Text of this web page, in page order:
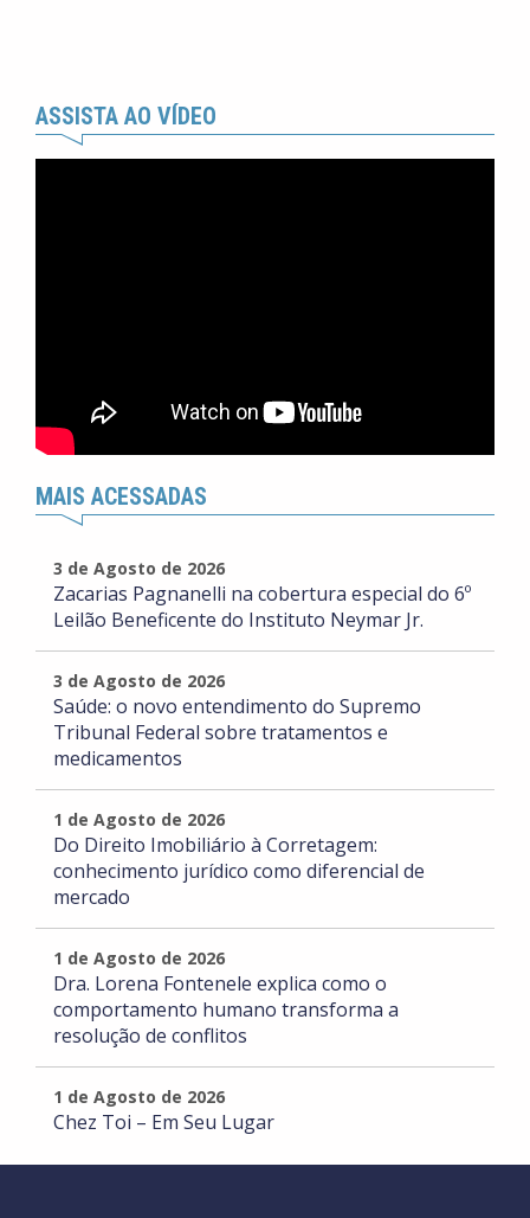
ASSISTA AO VÍDEO
MAIS ACESSADAS
3 de Agosto de 2026
Zacarias Pagnanelli na cobertura especial do 6º
Leilão Beneficente do Instituto Neymar Jr.
3 de Agosto de 2026
Saúde: o novo entendimento do Supremo
Tribunal Federal sobre tratamentos e
medicamentos
1 de Agosto de 2026
Do Direito Imobiliário à Corretagem:
conhecimento jurídico como diferencial de
mercado
1 de Agosto de 2026
Dra. Lorena Fontenele explica como o
comportamento humano transforma a
resolução de conflitos
1 de Agosto de 2026
Chez Toi – Em Seu Lugar